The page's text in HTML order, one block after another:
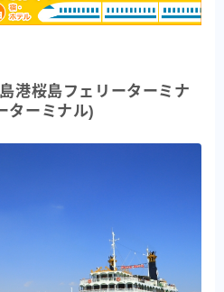
港桜島フェリーターミナ
ターミナル)